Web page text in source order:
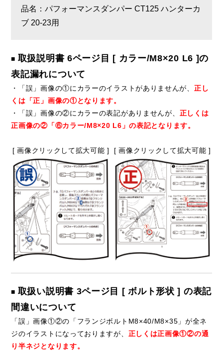
品名：パフォーマンスダンパー CT125 ハンターカ
ブ 20-23用
■ 取扱説明書 6ページ目 [ カラー/M8×20 L6 ]の
表記漏れについて
・「誤」画像の①にカラーのイラストがありませんが、 正し
くは「正」画像の①となります。
・「誤」画像の②にカラーの表記がありませんが、 正しくは
正画像の②「⑥カラー/M8×20 L6」の表記となります。
[ 画像クリックして拡大可能 ] [ 画像クリックして拡大可能 ]
■ 取扱い説明書 3ページ目 [ ボルト形状 ] の表記
間違いについて
「誤」画像①②の「フランジボルトM8×40/M8×35」が全ネ
ジのイラストになっておりますが、 正しくは正画像①②の通
り半ネジとなります。